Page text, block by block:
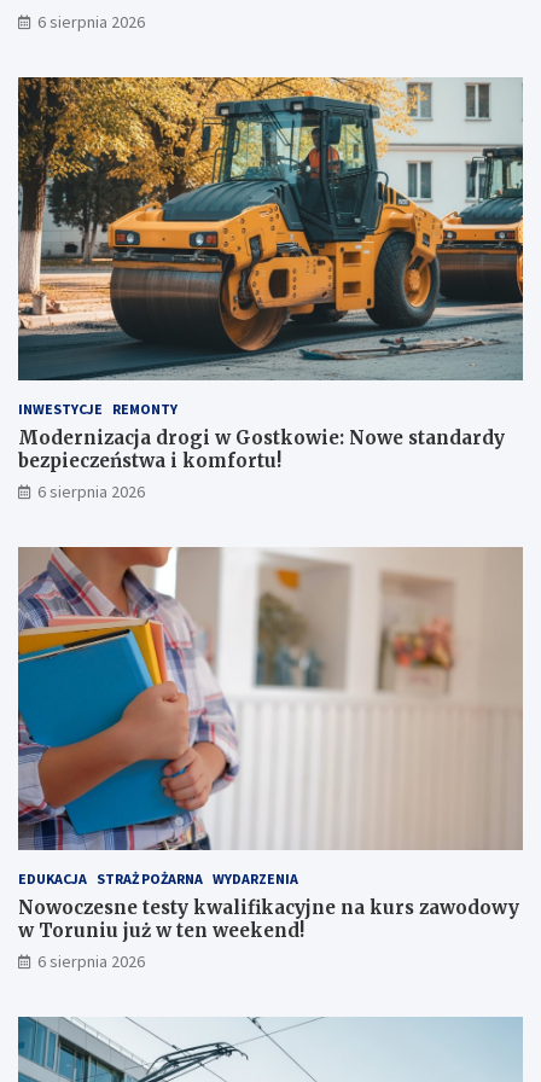
u
:
i
s
t
o
r
i
a
n
a
K
o
ł
a
c
h
w
i
:
N
o
w
e
s
t
a
n
d
a
r
d
y
b
e
z
p
i
e
ń
s
t
i
k
o
m
f
o
t
u
!
6 sierpnia 2026
INWESTYCJE REMONTY
Modernizacja drogi w Gostkowie: Nowe standardy
bezpieczeństwa i komfortu!
6 sierpnia 2026
EDUKACJA STRAŻ POŻARNA WYDARZENIA
Nowoczesne testy kwalifikacyjne na kurs zawodowy
w Toruniu już w ten weekend!
6 sierpnia 2026